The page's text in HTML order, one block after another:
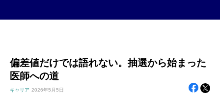
偏差値だけでは語れない。抽選から始まった
医師への道
キャリア 2026年5月5日